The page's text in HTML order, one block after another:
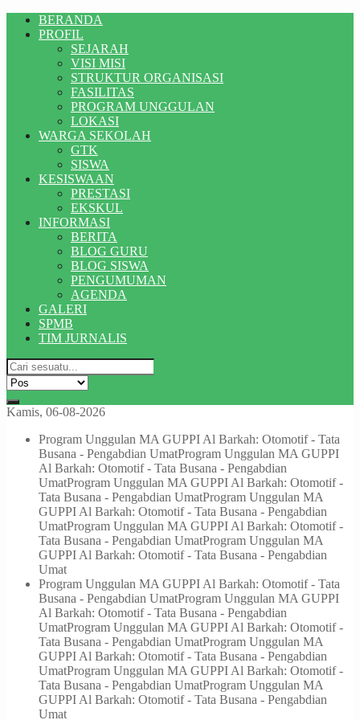
BERANDA
PROFIL
SEJARAH
VISI MISI
STRUKTUR ORGANISASI
FASILITAS
PROGRAM UNGGULAN
LOKASI
WARGA SEKOLAH
GTK
SISWA
KESISWAAN
PRESTASI
EKSKUL
INFORMASI
BERITA
BLOG GURU
BLOG SISWA
PENGUMUMAN
AGENDA
GALERI
SPMB
TIM JURNALIS
Kamis, 06-08-2026
Program Unggulan MA GUPPI Al Barkah: Otomotif - Tata
Busana - Pengabdian UmatProgram Unggulan MA GUPPI
Al Barkah: Otomotif - Tata Busana - Pengabdian
UmatProgram Unggulan MA GUPPI Al Barkah: Otomotif -
Tata Busana - Pengabdian UmatProgram Unggulan MA
GUPPI Al Barkah: Otomotif - Tata Busana - Pengabdian
UmatProgram Unggulan MA GUPPI Al Barkah: Otomotif -
Tata Busana - Pengabdian UmatProgram Unggulan MA
GUPPI Al Barkah: Otomotif - Tata Busana - Pengabdian
Umat
Program Unggulan MA GUPPI Al Barkah: Otomotif - Tata
Busana - Pengabdian UmatProgram Unggulan MA GUPPI
Al Barkah: Otomotif - Tata Busana - Pengabdian
UmatProgram Unggulan MA GUPPI Al Barkah: Otomotif -
Tata Busana - Pengabdian UmatProgram Unggulan MA
GUPPI Al Barkah: Otomotif - Tata Busana - Pengabdian
UmatProgram Unggulan MA GUPPI Al Barkah: Otomotif -
Tata Busana - Pengabdian UmatProgram Unggulan MA
GUPPI Al Barkah: Otomotif - Tata Busana - Pengabdian
Umat